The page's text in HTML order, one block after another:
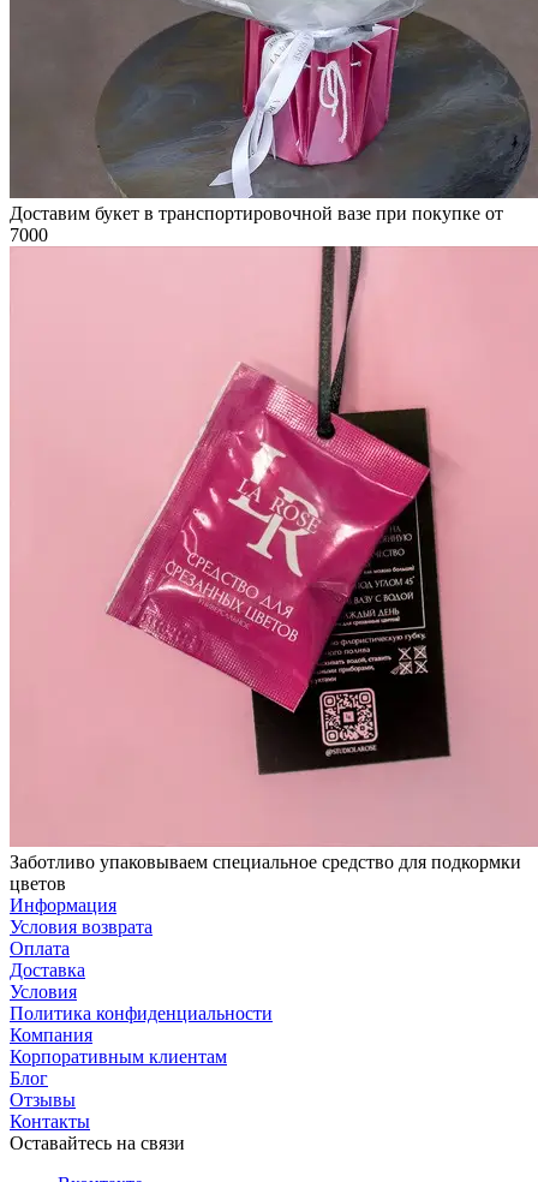
Доставим букет в транспортировочной вазе при покупке от
7000
Заботливо упаковываем специальное средство для подкормки
цветов
Информация
Условия возврата
Оплата
Доставка
Условия
Политика конфиденциальности
Компания
Корпоративным клиентам
Блог
Отзывы
Контакты
Оставайтесь на связи